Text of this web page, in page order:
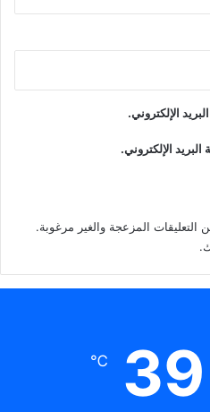
الإلكتروني.
الإلكتروني.
.
39
℃